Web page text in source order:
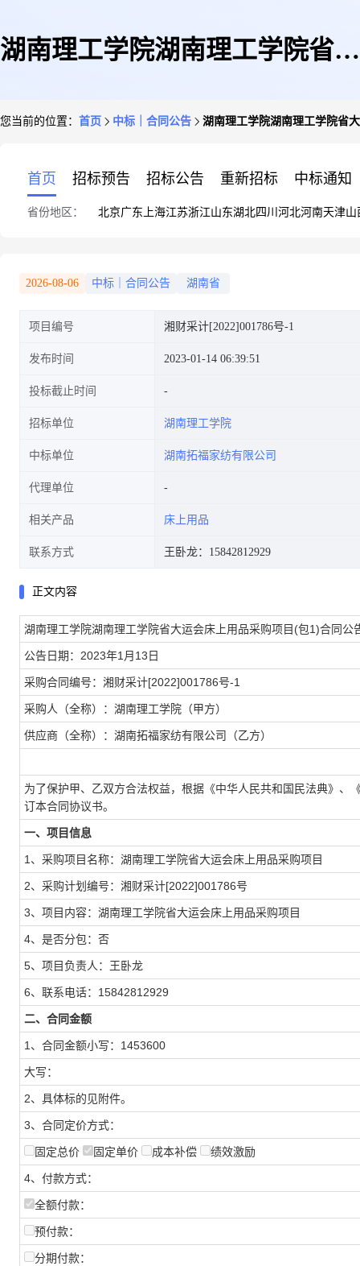
湖南理工学院湖南理工学院省大
您当前的位置： 首页 中标｜合同公告 湖南理工学院湖南理工学院省
首页 招标预告 招标公告 重新招标 中标通知
省份地区： 北京广东 上海江苏浙江山东湖北四川 河北河南天津山
2026-08-06 中标｜合同公告 湖南省
项目编号 湘财采计[2022]001786号-1
发布时间 2023-01-14 06:39:51
投标截止时间
招标单位 湖南理工学院
中标单位 湖南拓福家纺有限公司
代理单位
相关产品 床上用品
联系方式 王卧龙：15842812929
正文内容
湖南理工学院湖南理工学院省大运会床上用品采购项目(包1)合同公
公告日期：2023年1月13日
采购合同编号：湘财采计[2022]001786号-1
采购人（全称）：湖南理工学院（甲方）
供应商（全称）：湖南拓福家纺有限公司（乙方）
为了保护甲、乙双方合法权益，根据《中华人民共和国民法典》
订本合同协议书。
一、项目信息
1、采购项目名称：湖南理工学院省大运会床上用品采购项目
2、采购计划编号：湘财采计[2022]001786号
3、项目内容：湖南理工学院省大运会床上用品采购项目
4、是否分包：否
5、项目负责人：王卧龙
6、联系电话：15842812929
二、合同金额
1、合同金额小写：1453600
大写：
2、具体标的见附件。
3、合同定价方式：
固定总价 固定单价 成本补偿 绩效激励
4、付款方式：
全额付款：
预付款：
分期付款：